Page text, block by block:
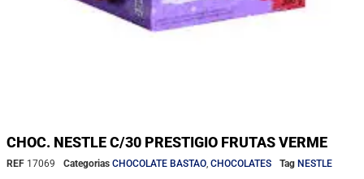
CHOC. NESTLE C/30 PRESTIGIO FRUTAS VERME
REF 17069 Categorias CHOCOLATE BASTAO CHOCOLATES Tag NESTLE